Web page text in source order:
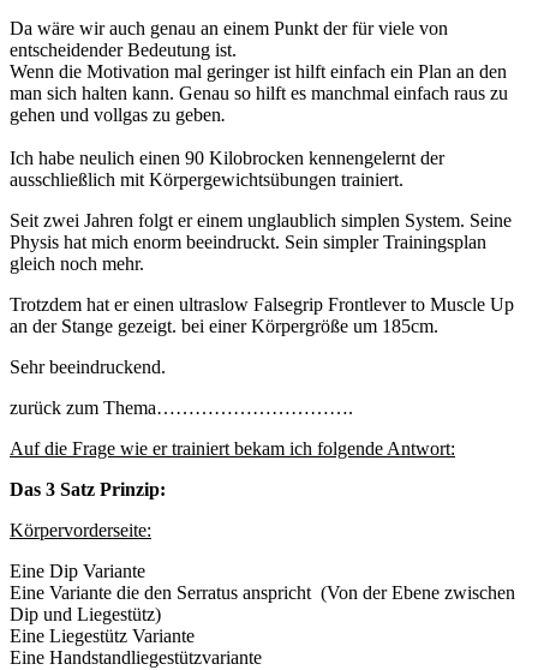
Da wäre wir auch genau an einem Punkt der für viele von
entscheidender Bedeutung ist.
Wenn die Motivation mal geringer ist hilft einfach ein Plan an den
man sich halten kann. Genau so hilft es manchmal einfach raus zu
gehen und vollgas zu geben.
Ich habe neulich einen 90 Kilobrocken kennengelernt der
ausschließlich mit Körpergewichtsübungen trainiert.
Seit zwei Jahren folgt er einem unglaublich simplen System. Seine
Physis hat mich enorm beeindruckt. Sein simpler Trainingsplan
gleich noch mehr.
Trotzdem hat er einen ultraslow Falsegrip Frontlever to Muscle Up
an der Stange gezeigt. bei einer Körpergröße um 185cm.
Sehr beeindruckend.
zurück zum Thema………………………….
Auf die Frage wie er trainiert bekam ich folgende Antwort:
Das 3 Satz Prinzip:
Körpervorderseite:
Eine Dip Variante
Eine Variante die den Serratus anspricht (Von der Ebene zwischen
Dip und Liegestütz)
Eine Liegestütz Variante
Eine Handstandliegestützvariante